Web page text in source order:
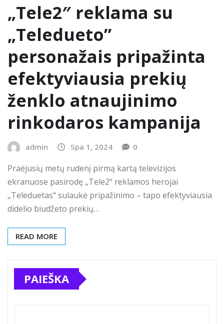
„Tele2″ reklama su
„Teledueto”
personažais pripažinta
efektyviausia prekių
ženklo atnaujinimo
rinkodaros kampanija
admin Spa 1, 2024 0
Praėjusių metų rudenį pirmą kartą televizijos
ekranuose pasirodę „Tele2“ reklamos herojai
„Teleduetas“ sulaukė pripažinimo – tapo efektyviausia
didelio biudžeto prekių…
READ MORE
PAIEŠKA